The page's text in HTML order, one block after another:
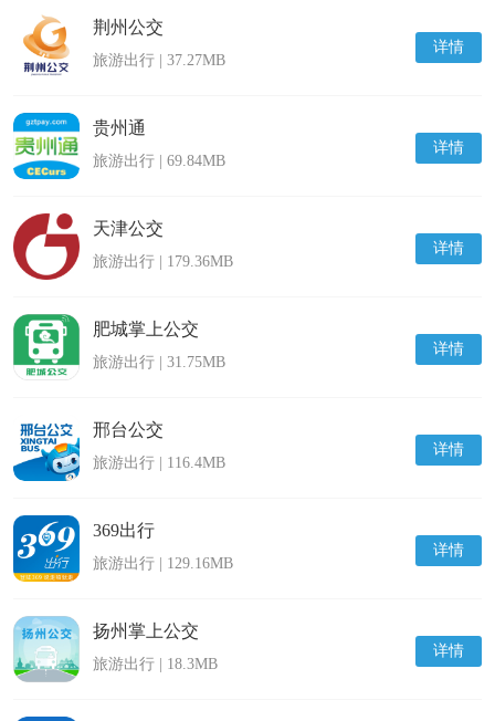
详情
荆州公交
旅游出行 | 37.27MB
详情
贵州通
旅游出行 | 69.84MB
详情
天津公交
旅游出行 | 179.36MB
详情
肥城掌上公交
旅游出行 | 31.75MB
详情
邢台公交
旅游出行 | 116.4MB
详情
369出行
旅游出行 | 129.16MB
详情
扬州掌上公交
旅游出行 | 18.3MB